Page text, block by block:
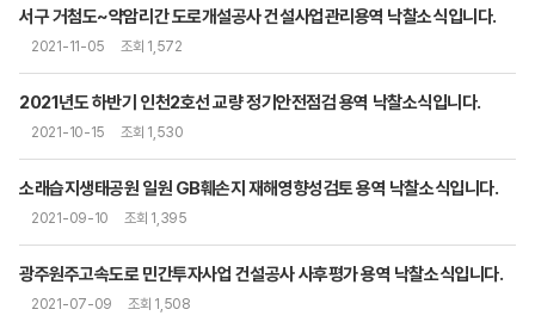
서구 거첨도~약암리간 도로개설공사 건설사업관리용역 낙찰소식입니다.
2021-11-05 조회 1,572
2021년도 하반기 인천2호선 교량 정기안전점검 용역 낙찰소식입니다.
2021-10-15 조회 1,530
소래습지생태공원 일원 GB훼손지 재해영향성검토 용역 낙찰소식입니다.
2021-09-10 조회 1,395
광주원주고속도로 민간투자사업 건설공사 사후평가 용역 낙찰소식입니다.
2021-07-09 조회 1,508